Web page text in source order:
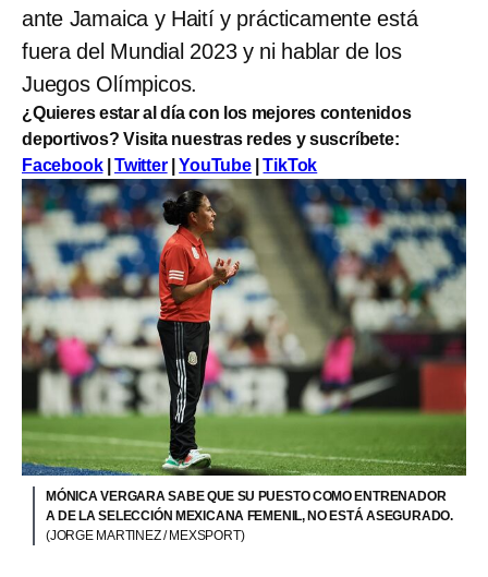
ante Jamaica y Haití y prácticamente está
fuera del Mundial 2023 y ni hablar de los
Juegos Olímpicos.
¿Quieres estar al día con los mejores contenidos
deportivos? Visita nuestras redes y suscríbete:
Facebook|Twitter|YouTube|TikTok
MÓNICA VERGARA SABE QUE SU PUESTO COMO ENTRENADOR
A DE LA SELECCIÓN MEXICANA FEMENIL, NO ESTÁ ASEGURADO.
(JORGE MARTINEZ / MEXSPORT)